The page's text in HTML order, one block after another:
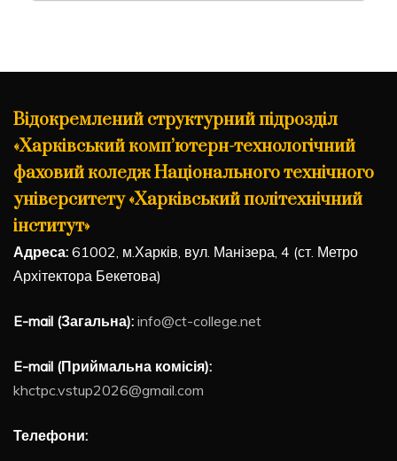
Відокремлений структурний підрозділ
«Харківський комп’ютерн-технологічний
фаховий коледж Національного технічного
університету «Харківський політехнічний
інститут»
Адреса: 61002, м.Харків, вул. Манізера, 4 (ст. Метро
Архітектора Бекетова)
E-mail (Загальна): info@ct-college.net
E-mail (Приймальна комісія):
khctpc.vstup2026@gmail.com
Телефони: